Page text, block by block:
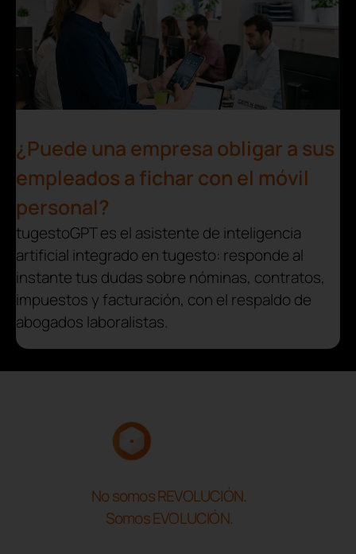
¿Puede una empresa obligar a sus
empleados a fichar con el móvil
personal?
tugestoGPT es el asistente de inteligencia
artificial integrado en tugesto: responde al
instante tus dudas sobre nóminas, contratos,
impuestos y facturación, con el respaldo de
abogados laboralistas.
No somos REVOLUCIÓN.
Somos EVOLUCIÓN.